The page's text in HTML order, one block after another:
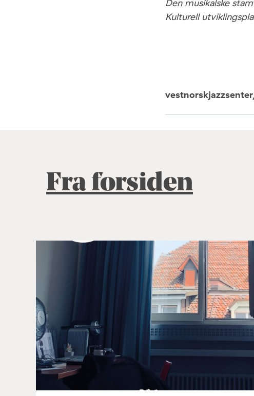
Den musikalske
Kulturell
Fra forsiden